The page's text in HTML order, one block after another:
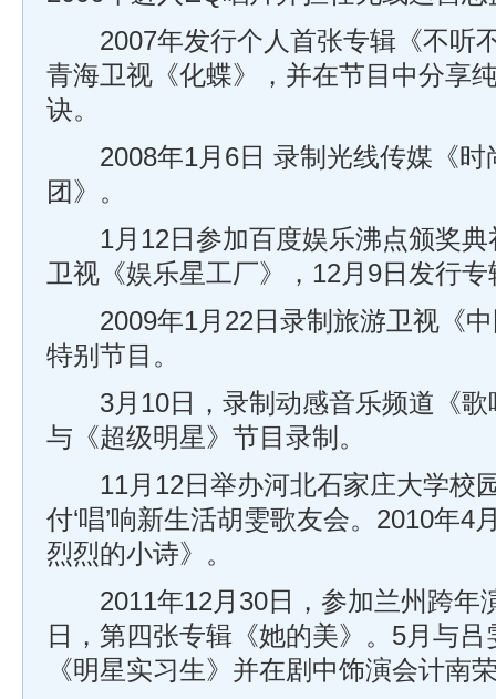
2007年发行个人首张专辑《不听
青海卫视《化蝶》，并在节目中分享
诀。
2008年1月6日 录制光线传媒《时
团》。
1月12日参加百度娱乐沸点颁奖典
卫视《娱乐星工厂》，12月9日发行
2009年1月22日录制旅游卫视《中
特别节目。
3月10日，录制动感音乐频道《歌
与《超级明星》节目录制。
11月12日举办河北石家庄大学校园
付‘唱’响新生活胡雯歌友会。2010年4
烈烈的小诗》。
2011年12月30日，参加兰州跨年
日，第四张专辑《她的美》。5月与
《明星实习生》并在剧中饰演会计南